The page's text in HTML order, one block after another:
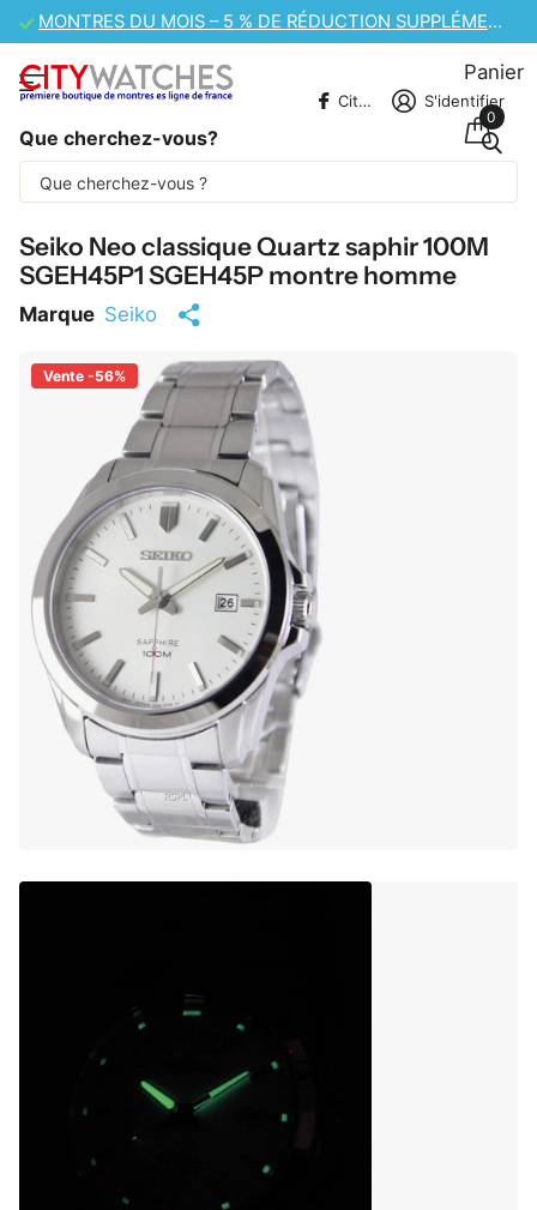
VENTE DE MONTRES CASIO – 10 % DE RÉDUCTION SUPPLÉMENTAIRE
Que cherchez-vous?
CitywatchesFR S'identifier
Panier
0
Une partie du contenu est traduite
automatiquement.
Seiko Neo classique Quartz saphir 100M
SGEH45P1 SGEH45P montre homme
Marque Seiko
Vente -56%